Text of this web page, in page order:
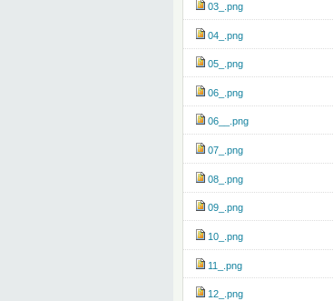
03_.png
04_.png
05_.png
06_.png
06__.png
07_.png
08_.png
09_.png
10_.png
11_.png
12_.png